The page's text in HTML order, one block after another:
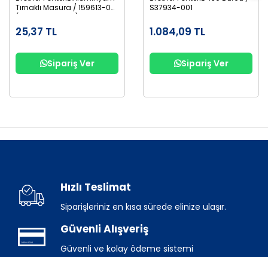
Tırnaklı Masura / 159613-001
(B1827-280-000)
25,37 TL
Sipariş Ver
S37934-001
1.084,09 TL
Sipariş Ver
Hızlı Teslimat
Siparişleriniz en kısa sürede elinize ulaşır.
Güvenli Alışveriş
Güvenli ve kolay ödeme sistemi